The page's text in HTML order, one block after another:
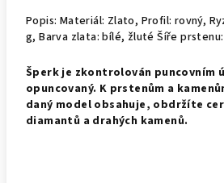
Popis: Materiál: Zlato, Profil: rovný,
g, Barva zlata: bílé, žluté Šíře prstenu:
Šperk je zkontrolován puncovním
opuncovaný. K prstenům a
daný model obsahuje, obdržíte
diamantů a drahých kamenů.